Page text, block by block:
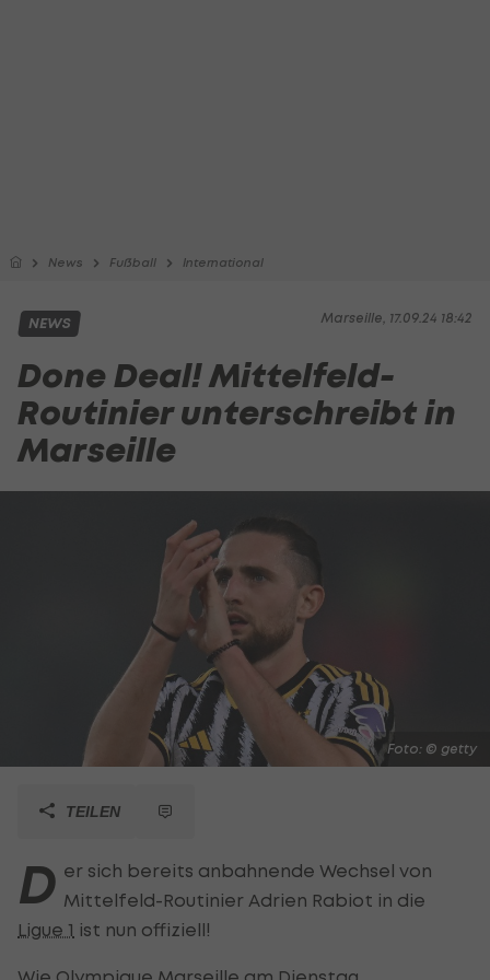
News Fußball International
Marseille, 17.09.24 18:42
NEWS
Done Deal! Mittelfeld-
Routinier unterschreibt in
Marseille
Foto: © getty
TEILEN
D er sich bereits anbahnende Wechsel von
Mittelfeld-Routinier Adrien Rabiot in die
Ligue 1 ist nun offiziell!